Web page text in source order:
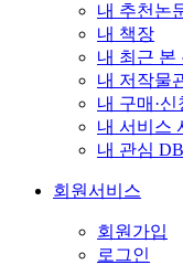
내 추천논
내 책장
내 최근 본
내 저작물
내 구매·
내 서비스
내 관심 DB
회원서비스
회원가입
로그인